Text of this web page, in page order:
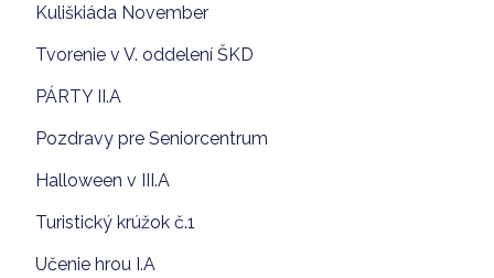
Kuliškiáda November
Tvorenie v V. oddelení ŠKD
PÁRTY II.A
Pozdravy pre Seniorcentrum
Halloween v III.A
Turistický krúžok č.1
Učenie hrou I.A